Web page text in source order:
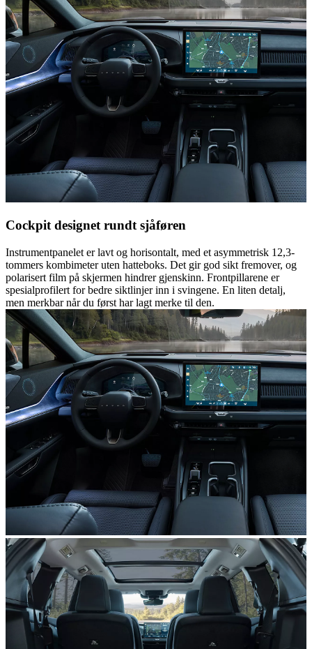
Cockpit designet rundt sjåføren
Instrumentpanelet er lavt og horisontalt, med et asymmetrisk 12,3-
tommers kombimeter uten hatteboks. Det gir god sikt fremover, og
polarisert film på skjermen hindrer gjenskinn. Frontpillarene er
spesialprofilert for bedre siktlinjer inn i svingene. En liten detalj,
men merkbar når du først har lagt merke til den.